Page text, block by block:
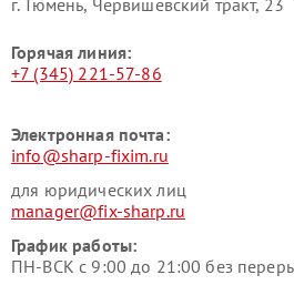
Горячая линия:
+7 (345) 221-57-86
Электронная почта:
info@sharp-fixim.ru
для юридических лиц
manager@fix-sharp.ru
График работы:
ПН-ВСК с 9:00 до 21:00 без